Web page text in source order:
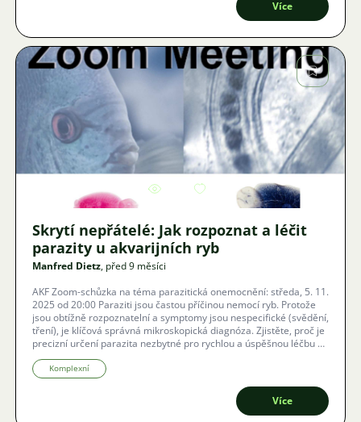
Více
Obrázek
Skrytí nepřátelé: Jak rozpoznat a léčit
parazity u akvarijních ryb
Manfred Dietz, před 9 měsíci
AKF Zoom-schůzka na téma parazitická onemocnění: středa, 5. 11.
2025 od 20:00 Paraziti jsou častou příčinou nemocí ryb. Protože
jsou obtížně rozpoznatelní a symptomy jsou nespecifické (svědění,
tření), je klíčová správná mikroskopická diagnóza. Zjistěte, proč je
precizní určení parazita nezbytné pro rychlou a úspěšnou léčbu v
akváriu i rybníku.
Komplexní
Více